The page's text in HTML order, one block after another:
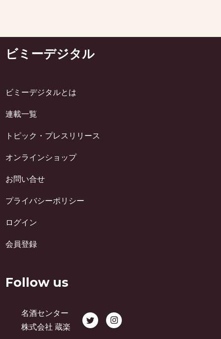
ビミーデジタル
ビミーデジタルとは
連載一覧
トピック・プレスリリース
オンラインショップ
お問い合せ
プライバシーポリシー
ログイン
会員登録
Follow us
名酒センター
株式会社 蔵楽